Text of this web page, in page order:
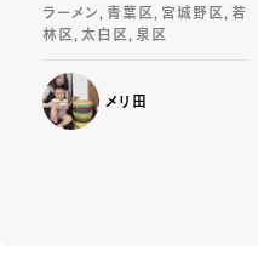
ラーメン, 青葉区, 宮城野区, 若
林区, 太白区, 泉区
メリ田